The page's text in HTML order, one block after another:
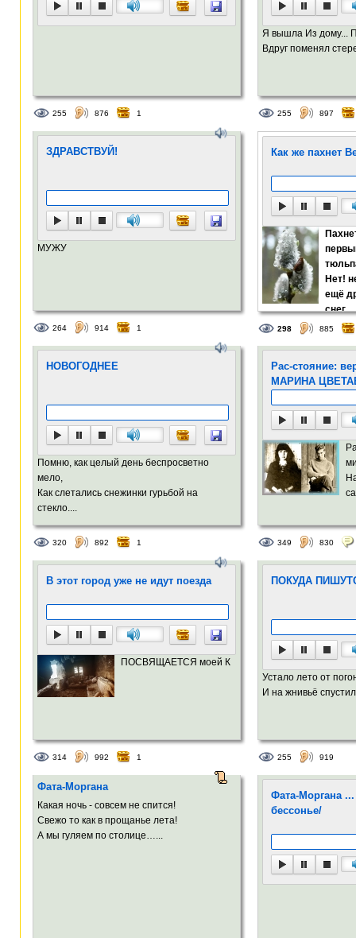
255 876 1
Я вышла Из дому...
Вдруг поменял
255 897
ЗДРАВСТВУЙ!
МУЖУ
264 914 1
Как же пахнет
Нет!
ещё
снег....
298 885
НОВОГОДНЕЕ
Помню, как целый день беспросветно
мело,
Как слетались снежинки гурьбой на
стекло....
320 892 1
Рас-стояние:
МАРИНА
349 830
В этот город уже не идут поезда
ПОСВЯЩАЕТСЯ моей К
314 992 1
ПОКУДА
Устало лето от
И на жнивьё
255 919
Фата-Моргана
Какая ночь - совсем не спится!
Свежо то как в прощанье лета!
А мы гуляем по столице…...
Фата-Моргана
бессонье/